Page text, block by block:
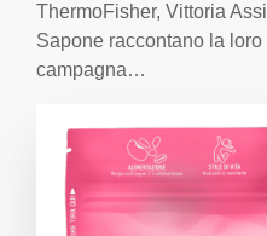
ThermoFisher, Vittoria
Sapone raccontano la
campagna…